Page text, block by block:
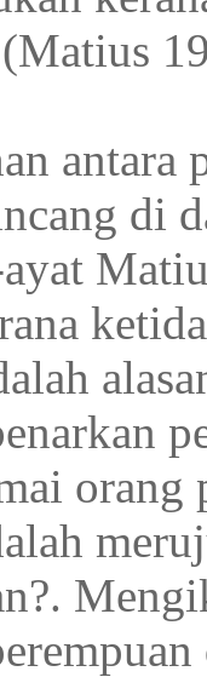
antara
di
orang